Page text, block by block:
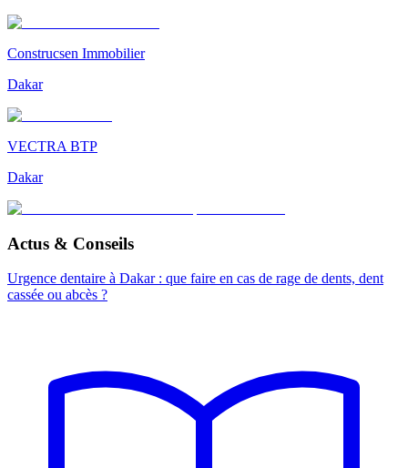
Construcsen Immobilier
Dakar
VECTRA BTP
Dakar
Actus & Conseils
Urgence dentaire à Dakar : que faire en cas de rage de dents, dent
cassée ou abcès ?